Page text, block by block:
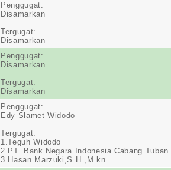
Penggugat:
Disamarkan
Tergugat:
Disamarkan
Penggugat:
Disamarkan
Tergugat:
Disamarkan
Penggugat:
Edy Slamet Widodo
Tergugat:
1.Teguh Widodo
2.PT. Bank Negara Indonesia Cabang Tuban
3.Hasan Marzuki,S.H.,M.kn